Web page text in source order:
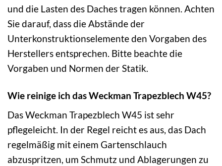
und die Lasten des Daches tragen können. Achten
Sie darauf, dass die Abstände der
Unterkonstruktionselemente den Vorgaben des
Herstellers entsprechen. Bitte beachte die
Vorgaben und Normen der Statik.
Wie reinige ich das Weckman Trapezblech W45?
Das Weckman Trapezblech W45 ist sehr
pflegeleicht. In der Regel reicht es aus, das Dach
regelmäßig mit einem Gartenschlauch
abzuspritzen, um Schmutz und Ablagerungen zu